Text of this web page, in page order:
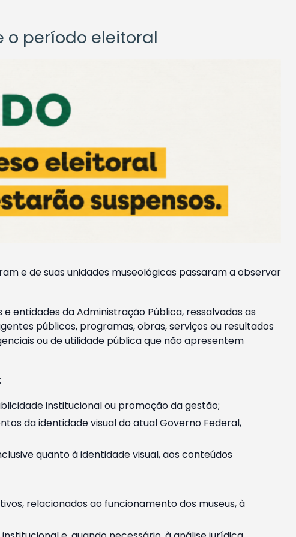
o período eleitoral
e de suas unidades museológicas passaram a observar
entidades da Administração Pública, ressalvadas as
públicos, programas, obras, serviços ou resultados
ou de utilidade pública que não apresentem
institucional ou promoção da gestão;
da identidade visual do atual Governo Federal,
quanto à identidade visual, aos conteúdos
relacionados ao funcionamento dos museus, à